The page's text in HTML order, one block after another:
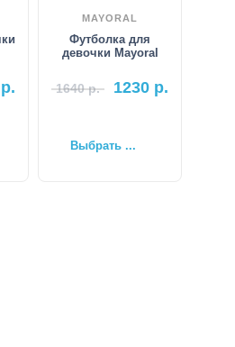
р.
MAYORAL
Футболка для
девочки Mayoral
1640р. 1230 р.
Выбрать ...